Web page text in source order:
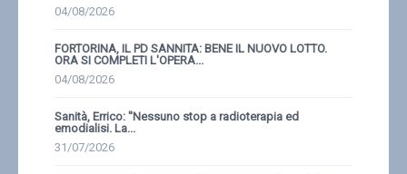
04/08/2026
FORTORINA, IL PD SANNITA: BENE IL NUOVO LOTTO.
ORA SI COMPLETI L'OPERA...
04/08/2026
Sanità, Errico: ''Nessuno stop a radioterapia ed
emodialisi. La...
31/07/2026